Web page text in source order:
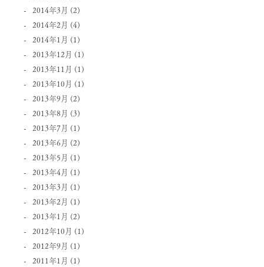
2014年3月 (2)
2014年2月 (4)
2014年1月 (1)
2013年12月 (1)
2013年11月 (1)
2013年10月 (1)
2013年9月 (2)
2013年8月 (3)
2013年7月 (1)
2013年6月 (2)
2013年5月 (1)
2013年4月 (1)
2013年3月 (1)
2013年2月 (1)
2013年1月 (2)
2012年10月 (1)
2012年9月 (1)
2011年1月 (1)